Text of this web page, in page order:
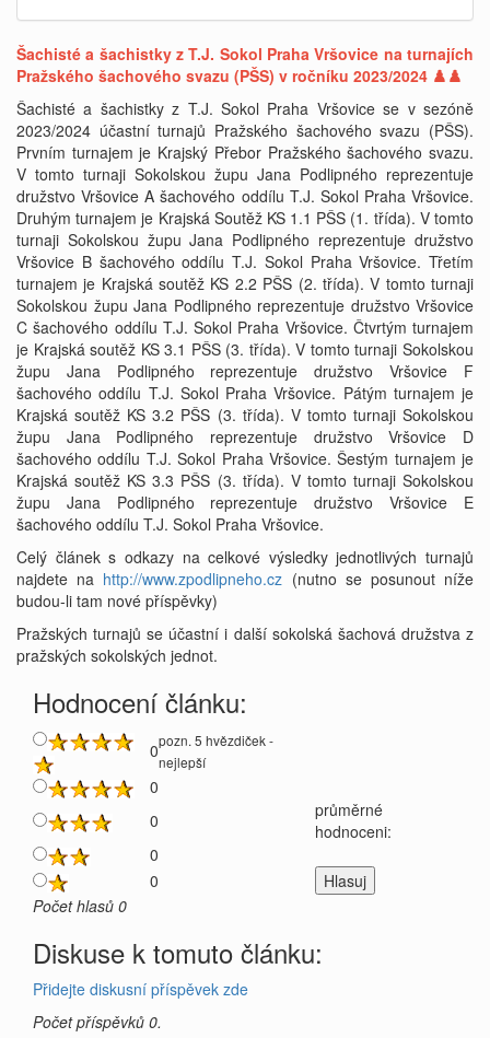
Šachisté a šachistky z T.J. Sokol Praha Vršovice na turnajích
Pražského šachového svazu (PŠS) v ročníku 2023/2024 ♟️♟️
Šachisté a šachistky z T.J. Sokol Praha Vršovice se v sezóně
2023/2024 účastní turnajů Pražského šachového svazu (PŠS).
Prvním turnajem je Krajský Přebor Pražského šachového svazu.
V tomto turnaji Sokolskou župu Jana Podlipného reprezentuje
družstvo Vršovice A šachového oddílu T.J. Sokol Praha Vršovice.
Druhým turnajem je Krajská Soutěž KS 1.1 PŠS (1. třída). V tomto
turnaji Sokolskou župu Jana Podlipného reprezentuje družstvo
Vršovice B šachového oddílu T.J. Sokol Praha Vršovice. Třetím
turnajem je Krajská soutěž KS 2.2 PŠS (2. třída). V tomto turnaji
Sokolskou župu Jana Podlipného reprezentuje družstvo Vršovice
C šachového oddílu T.J. Sokol Praha Vršovice. Čtvrtým turnajem
je Krajská soutěž KS 3.1 PŠS (3. třída). V tomto turnaji Sokolskou
župu Jana Podlipného reprezentuje družstvo Vršovice F
šachového oddílu T.J. Sokol Praha Vršovice. Pátým turnajem je
Krajská soutěž KS 3.2 PŠS (3. třída). V tomto turnaji Sokolskou
župu Jana Podlipného reprezentuje družstvo Vršovice D
šachového oddílu T.J. Sokol Praha Vršovice. Šestým turnajem je
Krajská soutěž KS 3.3 PŠS (3. třída). V tomto turnaji Sokolskou
župu Jana Podlipného reprezentuje družstvo Vršovice E
šachového oddílu T.J. Sokol Praha Vršovice.
Celý článek s odkazy na celkové výsledky jednotlivých turnajů
najdete na http://www.zpodlipneho.cz (nutno se posunout níže
budou-li tam nové příspěvky)
Pražských turnajů se účastní i další sokolská šachová družstva z
pražských sokolských jednot.
Hodnocení článku:
0pozn. 5 hvězdiček -
nejlepší
0
0
průměrné
hodnoceni:
0
0
Počet hlasů 0
Diskuse k tomuto článku:
Přidejte diskusní příspěvek zde
Počet příspěvků 0.